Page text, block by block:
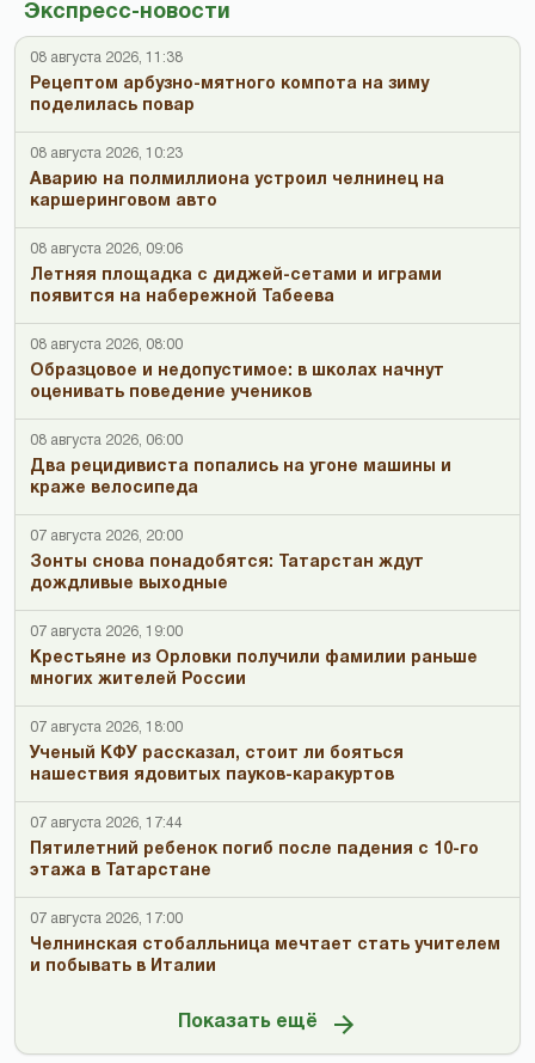
Экспресс-новости
08 августа 2026, 11:38
Рецептом арбузно-мятного компота на зиму
поделилась повар
08 августа 2026, 10:23
Аварию на полмиллиона устроил челнинец на
каршеринговом авто
08 августа 2026, 09:06
Летняя площадка с диджей-сетами и играми
появится на набережной Табеева
08 августа 2026, 08:00
Образцовое и недопустимое: в школах начнут
оценивать поведение учеников
08 августа 2026, 06:00
Два рецидивиста попались на угоне машины и
краже велосипеда
07 августа 2026, 20:00
Зонты снова понадобятся: Татарстан ждут
дождливые выходные
07 августа 2026, 19:00
Крестьяне из Орловки получили фамилии раньше
многих жителей России
07 августа 2026, 18:00
Ученый КФУ рассказал, стоит ли бояться
нашествия ядовитых пауков-каракуртов
07 августа 2026, 17:44
Пятилетний ребенок погиб после падения с 10-го
этажа в Татарстане
07 августа 2026, 17:00
Челнинская стобалльница мечтает стать учителем
и побывать в Италии
Показать ещё